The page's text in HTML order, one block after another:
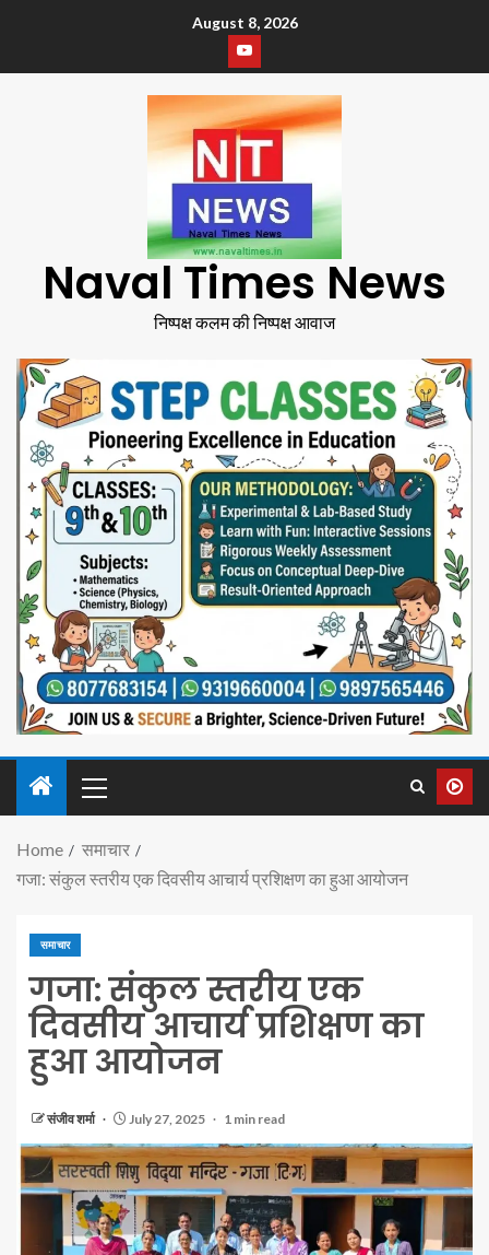
August 8, 2026
Naval Times News
निष्पक्ष कलम की निष्पक्ष आवाज
Home
समाचार
गजा: संकुल स्तरीय एक दिवसीय आचार्य प्रशिक्षण का हुआ आयोजन
समाचार
गजा: संकुल स्तरीय एक
दिवसीय आचार्य प्रशिक्षण का
हुआ आयोजन
संजीव शर्मा July 27, 2025 1 min read